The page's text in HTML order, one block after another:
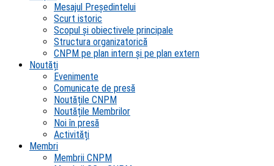
Mesajul Președintelui
Scurt istoric
Scopul şi obiectivele principale
Structura organizatorică
CNPM pe plan intern şi pe plan extern
Noutăți
Evenimente
Comunicate de presă
Noutățile CNPM
Noutățile Membrilor
Noi în presă
Activități
Membri
Membrii CNPM